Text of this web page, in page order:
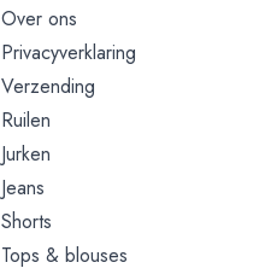
Over ons
Privacyverklaring
Verzending
Ruilen
Jurken
Jeans
Shorts
Tops & blouses